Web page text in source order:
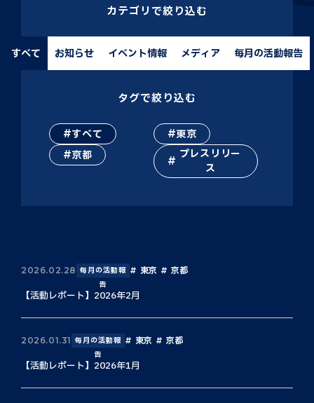
カテゴリで絞り込む
すべて お知らせ イベント情報 メディア 毎月の活動報告
タグで絞り込む
すべて
東京
京都
プレスリリー
ス
2026.02.28 毎月の活動報
告
東京 京都
【活動レポート】2026年2月
2026.01.31 毎月の活動報
告
東京 京都
【活動レポート】2026年1月